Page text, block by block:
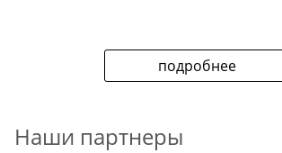
подробнее
Наши партнеры